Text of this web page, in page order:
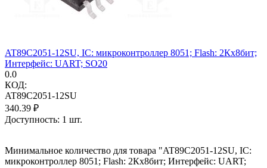
AT89C2051-12SU, IC: микроконтроллер 8051; Flash: 2Кx8бит;
Интерфейс: UART; SO20
0.0
КОД:
AT89C2051-12SU
340.39 ₽
Доступность: 1 шт.
Минимальное количество для товара "AT89C2051-12SU, IC:
микроконтроллер 8051; Flash: 2Кx8бит; Интерфейс: UART;